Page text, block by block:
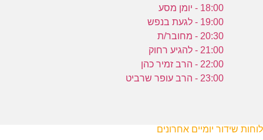
18:00 - יומן מסע
19:00 - לגעת בנפש
20:30 - מחובר/ת
21:00 - להגיע רחוק
22:00 - הרב זמיר כהן
23:00 - הרב עופר שרביט
לוחות שידור יומיים אחרונים